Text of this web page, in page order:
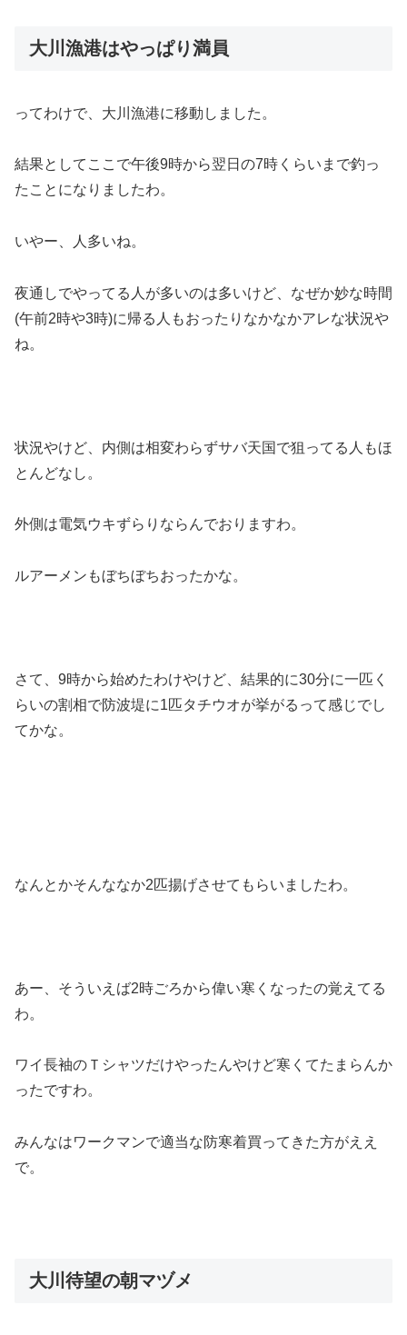
大川漁港はやっぱり満員
ってわけで、大川漁港に移動しました。
結果としてここで午後9時から翌日の7時くらいまで釣っ
たことになりましたわ。
いやー、人多いね。
夜通しでやってる人が多いのは多いけど、なぜか妙な時間
(午前2時や3時)に帰る人もおったりなかなかアレな状況や
ね。
状況やけど、内側は相変わらずサバ天国で狙ってる人もほ
とんどなし。
外側は電気ウキずらりならんでおりますわ。
ルアーメンもぼちぼちおったかな。
さて、9時から始めたわけやけど、結果的に30分に一匹く
らいの割相で防波堤に1匹タチウオが挙がるって感じでし
てかな。
なんとかそんななか2匹揚げさせてもらいましたわ。
あー、そういえば2時ごろから偉い寒くなったの覚えてる
わ。
ワイ長袖のＴシャツだけやったんやけど寒くてたまらんか
ったですわ。
みんなはワークマンで適当な防寒着買ってきた方がええ
で。
大川待望の朝マヅメ